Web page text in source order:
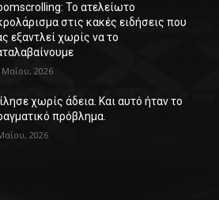
Το ατελείωτο
στις κακές ειδήσεις που
εξαντλεί χωρίς να το
Μαΐου, 2026
χωρίς άδεια. Και αυτό ήταν το
πρόβλημα.
2026